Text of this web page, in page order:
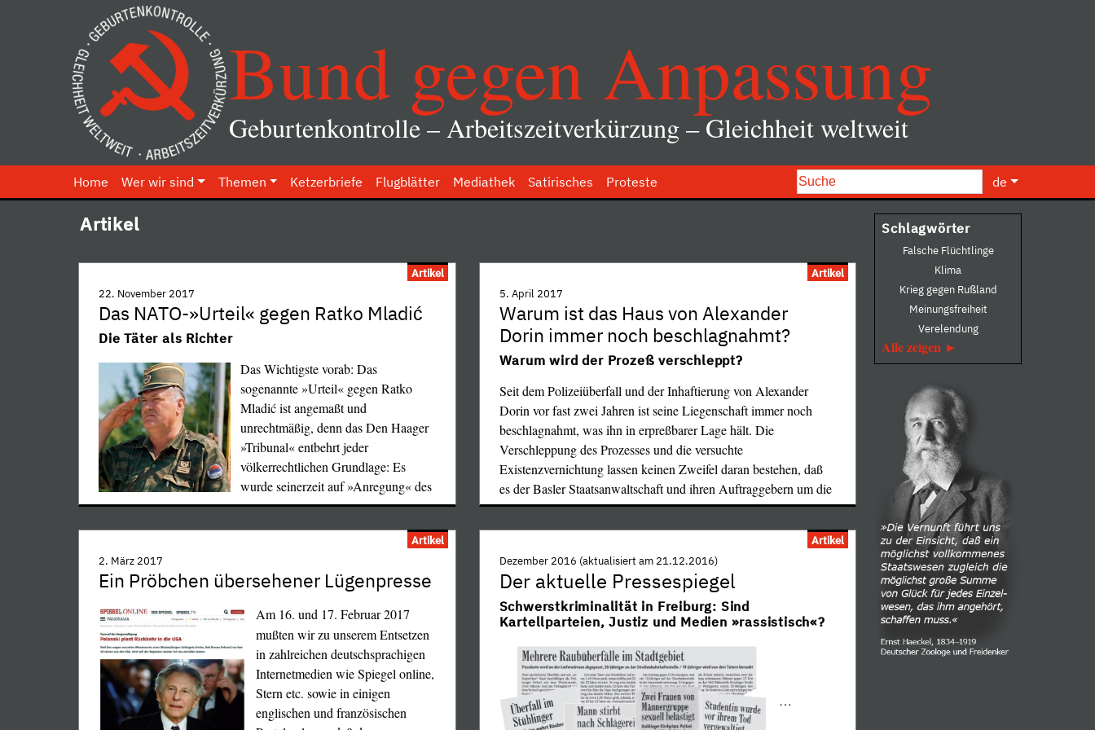
Bund gegen Anpassung
Geburtenkontrolle – Arbeitszeitverkürzung – Gleichheit weltweit
Home Wer wir sind Themen Ketzerbriefe Flugblätter Mediathek Satirisches Proteste de
Artikel
Artikel
22. November 2017
Das NATO-»Urteil« gegen Ratko Mladić
Die Täter als Richter
Das Wichtigste vorab: Das
sogenannte »Urteil« gegen Ratko
Mladić ist angemaßt und
unrechtmäßig, denn das Den Haager
»Tribunal« entbehrt jeder
völkerrechtlichen Grundlage: Es
wurde seinerzeit auf »Anregung« des
…
Artikel
5. April 2017
Warum ist das Haus von Alexander
Dorin immer noch beschlagnahmt?
Warum wird der Prozeß verschleppt?
Seit dem Polizeiüberfall und der Inhaftierung von Alexander
Dorin vor fast zwei Jahren ist seine Liegenschaft immer noch
beschlagnahmt, was ihn in erpreßbarer Lage hält. Die
Verschleppung des Prozesses und die versuchte
Existenzvernichtung lassen keinen Zweifel daran bestehen, daß
es der Basler Staatsanwaltschaft und ihren Auftraggebern um die
…
Artikel
2. März 2017
Ein Pröbchen übersehener Lügenpresse
Am 16. und 17. Februar 2017
mußten wir zu unserem Entsetzen
in zahlreichen deutschsprachigen
Internetmedien wie Spiegel online,
Stern etc. sowie in einigen
englischen und französischen
Artikel
Dezember 2016 (aktualisiert am 21.12.2016)
Der aktuelle Pressespiegel
Schwerstkriminalität in Freiburg: Sind
Kartellparteien, Justiz und Medien »rassistisch«?
…
Schlagwörter
Falsche Flüchtlinge
Klima
Krieg gegen Rußland
Meinungsfreiheit
Verelendung
Alle zeigen